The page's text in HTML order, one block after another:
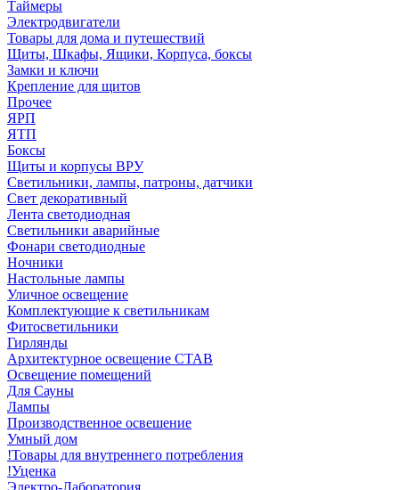
Таймеры
Электродвигатели
Товары для дома и путешествий
Щиты, Шкафы, Ящики, Корпуса, боксы
Замки и ключи
Крепление для щитов
Прочее
ЯРП
ЯТП
Боксы
Щиты и корпусы ВРУ
Светильники, лампы, патроны, датчики
Свет декоративный
Лента светодиодная
Светильники аварийные
Фонари светодиодные
Ночники
Настольные лампы
Уличное освещение
Комплектующие к светильникам
Фитосветильники
Гирлянды
Архитектурное освещение СТАВ
Освещение помещений
Для Сауны
Лампы
Производственное освешение
Умный дом
!Товары для внутреннего потребления
!Уценка
Электро-Лаборатория